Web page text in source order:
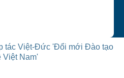
tác Việt-Đức 'Đổi mới Đào tạo
Việt Nam'